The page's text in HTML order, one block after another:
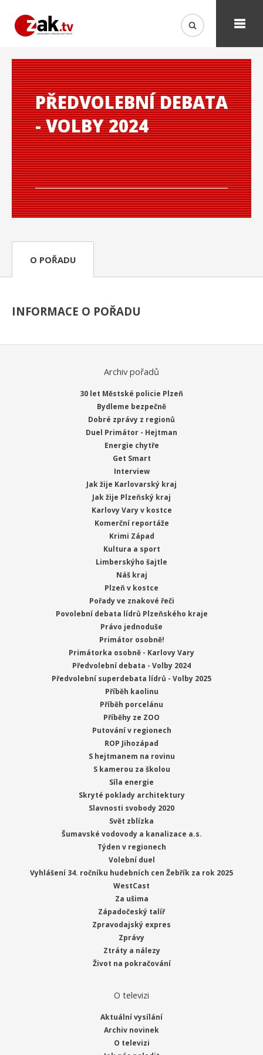
PŘEDVOLEBNÍ DEBATA
- VOLBY 2024
O POŘADU
INFORMACE O POŘADU
Archiv pořadů
30 let Městské policie Plzeň
Bydleme bezpečně
Dobré zprávy z regionů
Duel Primátor - Hejtman
Energie chytře
Get Smart
Interview
Jak žije Karlovarský kraj
Jak žije Plzeňský kraj
Karlovy Vary v kostce
Komerční reportáže
Krimi Západ
Kultura a sport
Limberskýho šajtle
Náš kraj
Plzeň v kostce
Pořady ve znakové řeči
Povolební debata lídrů Plzeňského kraje
Právo jednoduše
Primátor osobně!
Primátorka osobně - Karlovy Vary
Předvolební debata - Volby 2024
Předvolební superdebata lídrů - Volby 2025
Příběh kaolinu
Příběh porcelánu
Příběhy ze ZOO
Putování v regionech
ROP Jihozápad
S hejtmanem na rovinu
S kamerou za školou
Síla energie
Skryté poklady architektury
Slavnosti svobody 2020
Svět zblízka
Šumavské vodovody a kanalizace a.s.
Týden v regionech
Volební duel
Vyhlášení 34. ročníku hudebních cen Žebřík za rok 2025
WestCast
Za ušima
Západočeský talíř
Zpravodajský expres
Zprávy
Ztráty a nálezy
Život na pokračování
O televizi
Aktuální vysílání
Archiv novinek
O televizi